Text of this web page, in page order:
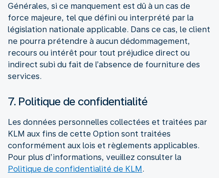
Générales, si ce manquement est dû à un cas de
force majeure, tel que défini ou interprété par la
législation nationale applicable. Dans ce cas, le client
ne pourra prétendre à aucun dédommagement,
recours ou intérêt pour tout préjudice direct ou
indirect subi du fait de l’absence de fourniture des
services.
7. Politique de confidentialité
Les données personnelles collectées et traitées par
KLM aux fins de cette Option sont traitées
conformément aux lois et règlements applicables.
Pour plus d’informations, veuillez consulter la
Politique de confidentialité de KLM.